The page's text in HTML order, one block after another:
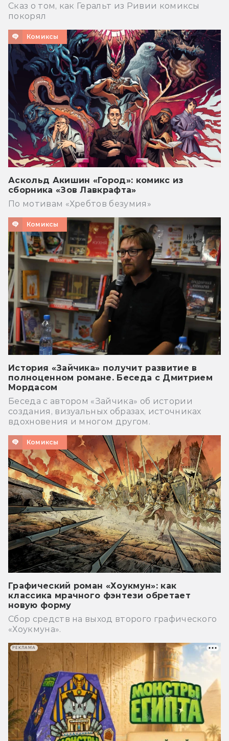
Сказ о том, как Геральт из Ривии комиксы
покорял
Комиксы
Аскольд Акишин «Город»: комикс из
сборника «Зов Лавкрафта»
По мотивам «Хребтов безумия»
Комиксы
История «Зайчика» получит развитие в
полноценном романе. Беседа с Дмитрием
Мордасом
Беседа с автором «Зайчика» об истории
создания, визуальных образах, источниках
вдохновения и многом другом.
Комиксы
Графический роман «Хоукмун»: как
классика мрачного фэнтези обретает
новую форму
Сбор средств на выход второго графического
«Хоукмуна».
РЕКЛАМА